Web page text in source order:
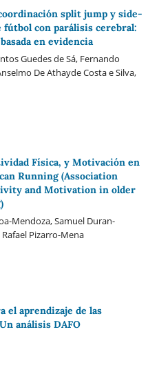
split jump y side-
fútbol con parálisis cerebral:
en evidencia
Guedes de Sá, Fernando
De Athayde Costa e Silva,
Física, y Motivación en
Running (Association
and Motivation in older
Mendoza, Samuel Duran-
Pizarro-Mena
el aprendizaje de las
análisis DAFO